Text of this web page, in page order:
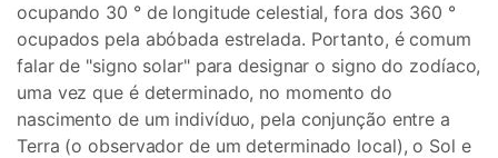
ocupando 30 ° de longitude celestial, fora dos 360 °
ocupados pela abóbada estrelada. Portanto, é comum
falar de "signo solar" para designar o signo do zodíaco,
uma vez que é determinado, no momento do
nascimento de um indivíduo, pela conjunção entre a
Terra (o observador de um determinado local), o Sol e